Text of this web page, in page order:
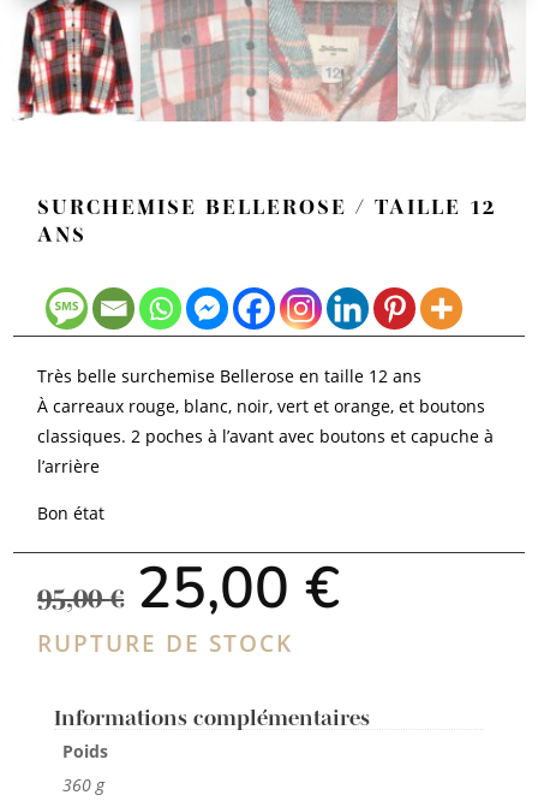
SURCHEMISE BELLEROSE / TAILLE 12
ANS
Très belle surchemise Bellerose en taille 12 ans
À carreaux rouge, blanc, noir, vert et orange, et boutons
classiques. 2 poches à l’avant avec boutons et capuche à
l’arrière
Bon état
95,00€
Le
prix
initial
était :
25,00€Le
RUPTURE DE STOCK
Informations complémentaires
Poids
360 g